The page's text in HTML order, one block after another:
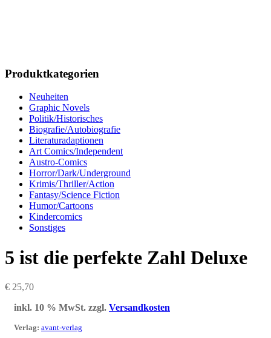
Produktkategorien
Neuheiten
Graphic Novels
Politik/Historisches
Biografie/Autobiografie
Literaturadaptionen
Art Comics/Independent
Austro-Comics
Horror/Dark/Underground
Krimis/Thriller/Action
Fantasy/Science Fiction
Humor/Cartoons
Kindercomics
Sonstiges
5 ist die perfekte Zahl Deluxe
€ 25,70
inkl. 10 % MwSt. zzgl. Versandkosten
Verlag: avant-verlag